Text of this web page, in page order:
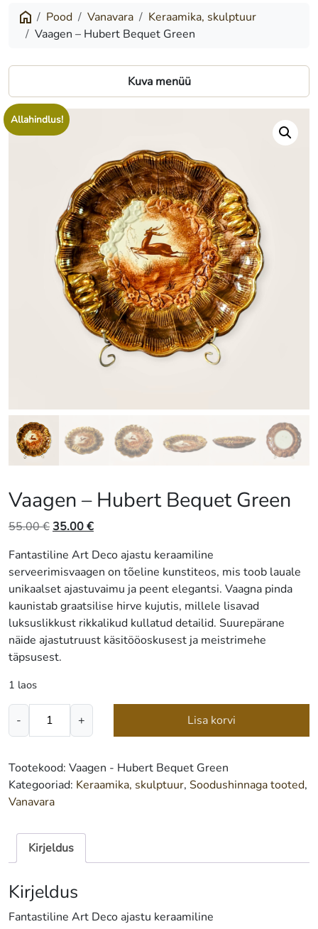
Hubert
Bequet
Green
Pood Vanavara
Keraamika, skulptuur
Vaagen – Hubert Bequet Green
Kuva menüü
Allahindlus!
Vaagen – Hubert Bequet Green
55.00€ Algne
oli:
55.00 €.
35.00€Praegune
on:
35.00 €.
Fantastiline Art Deco ajastu keraamiline
serveerimisvaagen on tõeline kunstiteos, mis toob lauale
unikaalset ajastuvaimu ja peent elegantsi. Vaagna pinda
kaunistab graatsilise hirve kujutis, millele lisavad
luksuslikkust rikkalikud kullatud detailid. Suurepärane
näide ajastutruust käsitööoskusest ja meistrimehe
täpsusest.
1 laos
-
Bequet
Green
kogus
+ Lisa korvi
Tootekood: Vaagen - Hubert Bequet Green
Kategooriad: Keraamika, skulptuur, Soodushinnaga tooted,
Vanavara
Kirjeldus
Kirjeldus
Fantastiline Art Deco ajastu keraamiline